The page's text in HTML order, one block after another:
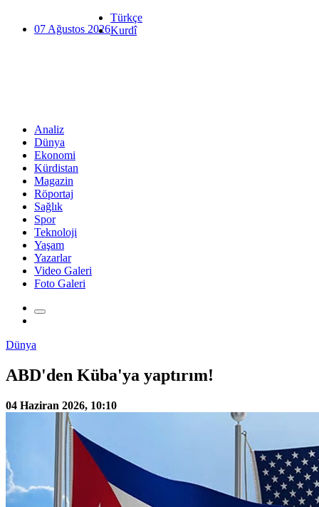
07 Ağustos 2026
Türkçe
Kurdî
Analiz
Dünya
Ekonomi
Kürdistan
Magazin
Röportaj
Sağlık
Spor
Teknoloji
Yaşam
Yazarlar
Video Galeri
Foto Galeri
Dünya
ABD'den Küba'ya yaptırım!
04 Haziran 2026, 10:10